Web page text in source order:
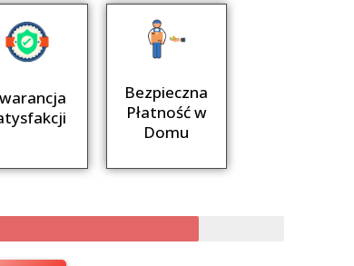
Bezpieczna
Płatność w
Domu